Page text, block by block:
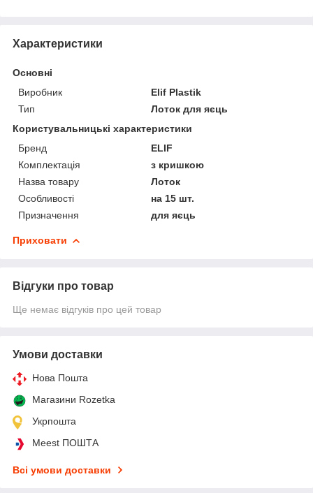
Характеристики
Основні
Виробник
Elif Plastik
Тип
Лоток для яєць
Користувальницькі характеристики
Бренд
ELIF
Комплектація
з кришкою
Назва товару
Лоток
Особливості
на 15 шт.
Призначення
для яєць
Приховати
Відгуки про товар
Ще немає відгуків про цей товар
Умови доставки
Нова Пошта
Магазини Rozetka
Укрпошта
Meest ПОШТА
Всі умови доставки